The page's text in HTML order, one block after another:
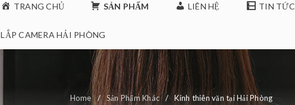
TRANG CHỦ SẢN PHẨM LIÊN HỆ TIN TỨC
LẮP CAMERA HẢI PHÒNG
Home / Sản Phẩm Khác / Kính thiên văn tại Hải Phòng